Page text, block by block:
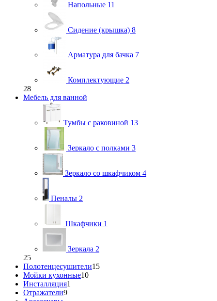
Напольные 11
Сидение (крышка) 8
Арматура для бачка 7
Комплектующие 2
28
Мебель для ванной
Тумбы с раковиной 13
Зеркало с полками 3
Зеркало со шкафчиком 4
Пеналы 2
Шкафчики 1
Зеркала 2
25
Полотенцесушители15
Мойки кухонные10
Инсталляция1
Отражатели9